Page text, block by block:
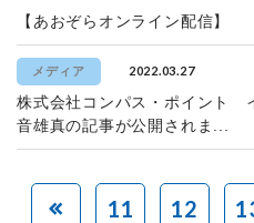
【あおぞらオンライン配信】
メディア 2022.03.27
株式会社コンパス・ポイント
音雄真の記事が公開されま...
11 12